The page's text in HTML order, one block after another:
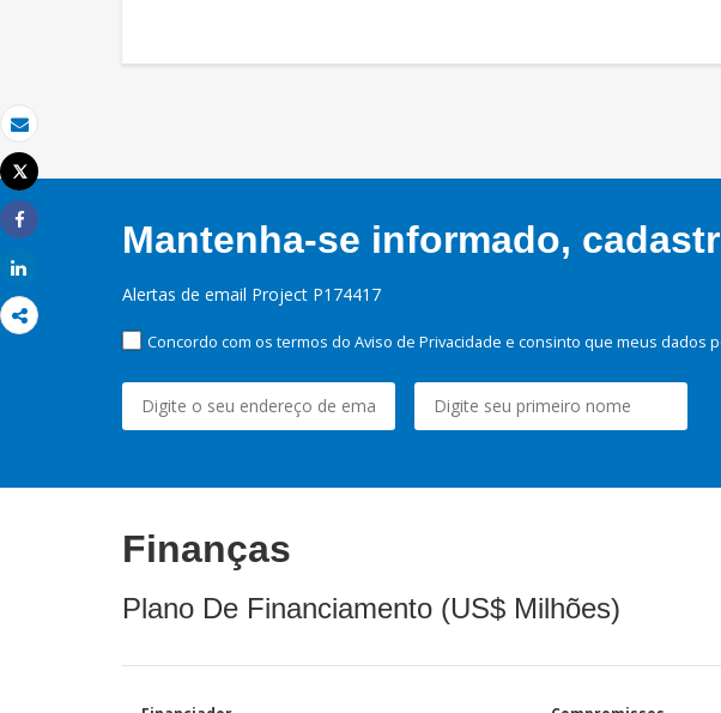
Email
Imprimir
Tweet
Share
Mantenha-se informado,
Alertas de email Project P174417
Concordo com os termos do Aviso de Privacidade e consinto que meus
Finanças
Plano De Financiamento (US$ Milhões)